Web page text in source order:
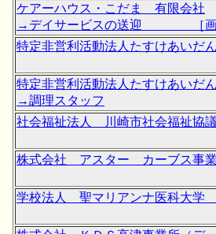
ケアーハウス・こだま 有限会社
→デイサービスの送迎 ［画像
特定非営利活動法人たすけあいだ
特定非営利活動法人たすけあいだ
→調理スタッフ
社会福祉法人 川崎市社会福祉協
株式会社 アスター カーブス事
学校法人 聖マリアンナ医科大学